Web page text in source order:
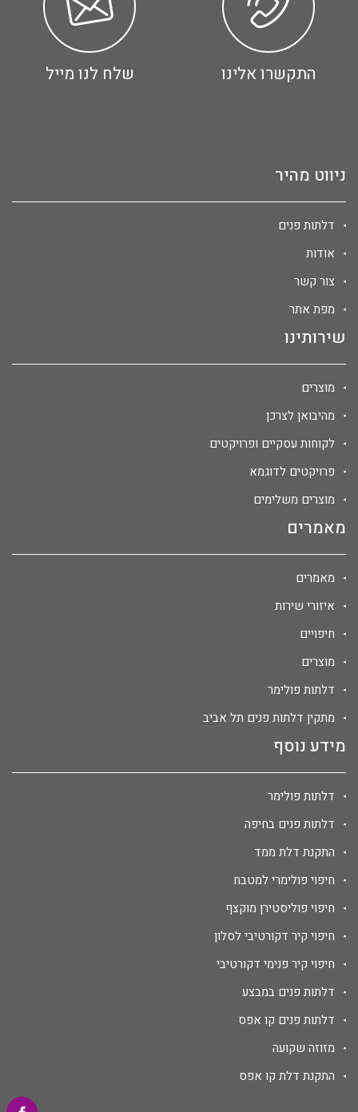
התקשרו אלינו שלח לנו מייל
ניווט מהיר
דלתות פנים
אודות
צור קשר
מפת אתר
שירותינו
מוצרים
מהיבואן לצרכן
לקוחות עסקיים ופרויקטים
פרויקטים לדוגמא
מוצרים משלימים
מאמרים
מאמרים
איזורי שירות
חיפויים
מוצרים
דלתות פולימר
מתקין דלתות פנים תל אביב
מידע נוסף
דלתות פולימר
דלתות פנים בחיפה
התקנת דלת ממד
חיפוי פולימרי למטבח
חיפוי פוליסטירן מוקצף
חיפוי קיר דקורטיבי לסלון
חיפוי קיר פנימי דקורטיבי
דלתות פנים במבצע
דלתות פנים קו אפס
מזוזה שקועה
התקנת דלת קו אפס